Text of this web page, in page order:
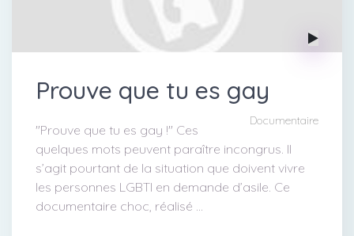
Prouve que tu es gay
Documentaire
"Prouve que tu es gay !" Ces
quelques mots peuvent paraître incongrus. Il
s’agit pourtant de la situation que doivent vivre
les personnes LGBTI en demande d’asile. Ce
documentaire choc, réalisé ...